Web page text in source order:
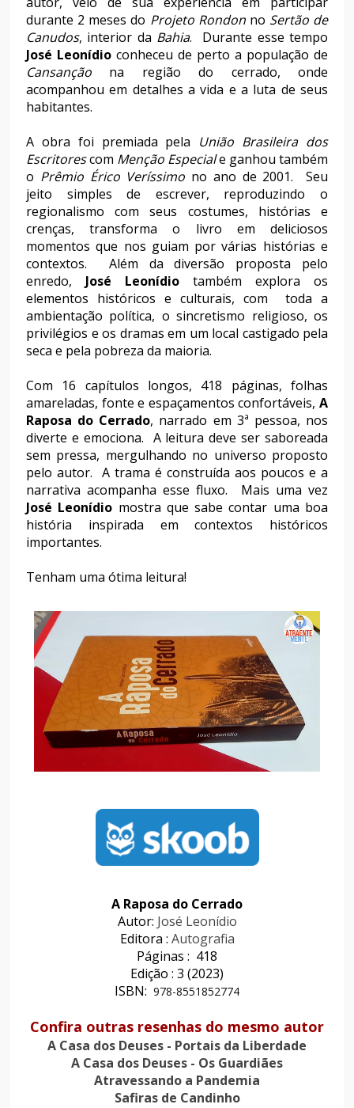
durante 2 meses do Projeto Rondon no Sertão de
Canudos, interior da Bahia. Durante esse tempo
José Leonídio conheceu de perto a população de
Cansanção na região do cerrado, onde
acompanhou em detalhes a vida e a luta de seus
habitantes.
A obra foi premiada pela União Brasileira dos
Escritorescom Menção Especiale ganhou também
o Prêmio Érico Veríssimo no ano de 2001. Seu
jeito simples de escrever, reproduzindo o
regionalismo com seus costumes, histórias e
crenças, transforma o livro em deliciosos
momentos que nos guiam por várias histórias e
contextos. Além da diversão proposta pelo
enredo, José Leonídio também explora os
elementos históricos e culturais, com toda a
ambientação política, o sincretismo religioso, os
privilégios e os dramas em um local castigado pela
seca e pela pobreza da maioria.
Com 16 capítulos longos, 418 páginas, folhas
amareladas, fonte e espaçamentos confortáveis, A
Raposa do Cerrado, narrado em 3ª pessoa, nos
diverte e emociona. A leitura deve ser saboreada
sem pressa, mergulhando no universo proposto
pelo autor. A trama é construída aos poucos e a
narrativa acompanha esse fluxo. Mais uma vez
José Leonídio mostra que sabe contar uma boa
história inspirada em contextos históricos
importantes.
Tenham uma ótima leitura!
A Raposa do Cerrado
Autor: José Leonídio
Editora : Autografia
Páginas : 418
Edição : 3 (2023)
ISBN: 978-8551852774
Confira outras resenhas do mesmo autor
A Casa dos Deuses - Portais da Liberdade
A Casa dos Deuses - Os Guardiães
Atravessando a Pandemia
Safiras de Candinho